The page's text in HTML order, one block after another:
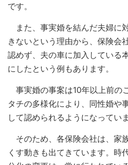
です。
また、事実婚を結んだ夫婦に
きないという理由から、保険会
認めず、夫の車に加入している
にしたという例もあります。
事実婚の事案は10年以上前の
タチの多様化により、同性婚や
して認められるようになっていま
そのため、各保険会社は、家
くす動きも出てきています。時